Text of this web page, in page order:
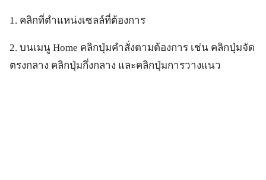
1. คลิกที่ตำแหน่งเซลล์ที่ต้องการ
2. บนเมนู Home คลิกปุ่มคำสั่งตามต้องการ เช่น คลิกปุ่มจัด
ตรงกลาง คลิกปุ่มกึ่งกลาง และคลิกปุ่มการวางแนว